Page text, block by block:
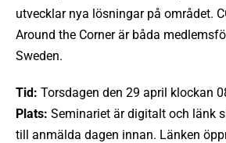
utvecklar nya lösningar på området.
Around the Corner är båda
Sweden.
Tid: Torsdagen den 29 april klockan
Plats: Seminariet är digitalt och länk
till anmälda dagen innan. Länken